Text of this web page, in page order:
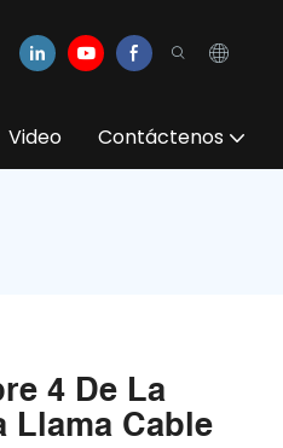
Video Contáctenos
4 De La
Llama Cable